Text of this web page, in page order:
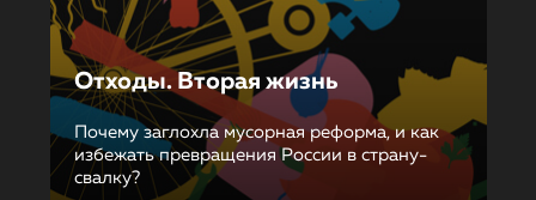
Отходы. Вторая жизнь
Почему заглохла мусорная реформа, и как
избежать превращения России в страну-
свалку?